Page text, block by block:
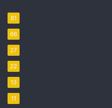
81
66
27
22
13
11